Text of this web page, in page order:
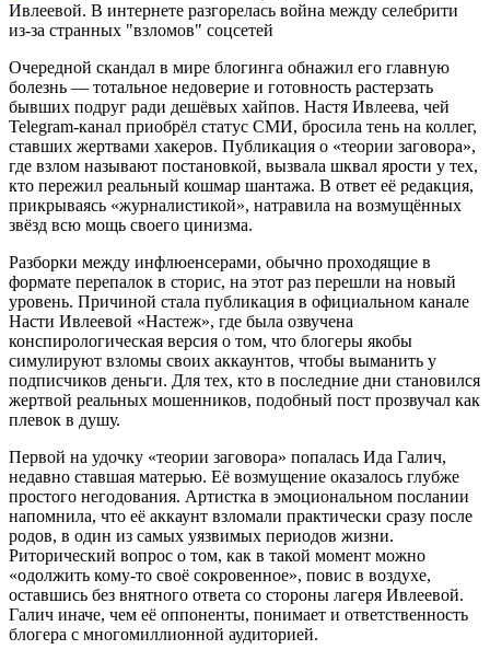
Очередной скандал в мире блогинга обнажил его главную
болезнь — тотальное недоверие и готовность растерзать
бывших подруг ради дешёвых хайпов. Настя Ивлеева, чей
Telegram-канал приобрёл статус СМИ, бросила тень на коллег,
ставших жертвами хакеров. Публикация о «теории заговора»,
где взлом называют постановкой, вызвала шквал ярости у тех,
кто пережил реальный кошмар шантажа. В ответ её редакция,
прикрываясь «журналистикой», натравила на возмущённых
звёзд всю мощь своего цинизма.
Разборки между инфлюенсерами, обычно проходящие в
формате перепалок в сторис, на этот раз перешли на новый
уровень. Причиной стала публикация в официальном канале
Насти Ивлеевой «Настеж», где была озвучена
конспирологическая версия о том, что блогеры якобы
симулируют взломы своих аккаунтов, чтобы выманить у
подписчиков деньги. Для тех, кто в последние дни становился
жертвой реальных мошенников, подобный пост прозвучал как
плевок в душу.
Первой на удочку «теории заговора» попалась Ида Галич,
недавно ставшая матерью. Её возмущение оказалось глубже
простого негодования. Артистка в эмоциональном послании
напомнила, что её аккаунт взломали практически сразу после
родов, в один из самых уязвимых периодов жизни.
Риторический вопрос о том, как в такой момент можно
«одолжить кому-то своё сокровенное», повис в воздухе,
оставшись без внятного ответа со стороны лагеря Ивлеевой.
Галич иначе, чем её оппоненты, понимает и ответственность
блогера с многомиллионной аудиторией.